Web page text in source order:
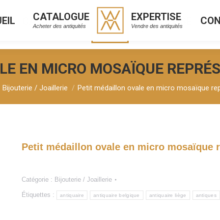
CATALOGUE
Acheter des antiquités
EXPERTISE
Vendre des antiquités
EN MICRO MOSAÏQUE
Bijouterie / Joaillerie Petit médaillon ovale en micro mosaïque
Petit médaillon ovale en micro mosaïque
Catégorie : Bijouterie / Joaillerie
Étiquettes : antiquaire antiquaire belgique antiquaire liège antiques
CATALOGUE
Acheter des antiquités
EXPERTISE
Vendre des antiquités